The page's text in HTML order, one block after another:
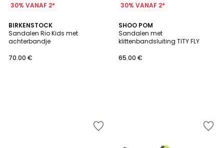
30% VANAF 2*
BIRKENSTOCK
Sandalen Rio Kids met
achterbandje
70.00 €
30% VANAF 2*
SHOO POM
Sandalen met
klittenbandsluiting TITY FLY
65.00 €